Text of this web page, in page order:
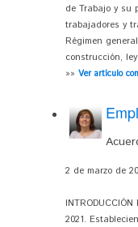
de Trabajo y su
trabajadores y
Régimen
construcción,
»» Ver artículo
2 de marzo de
2021.